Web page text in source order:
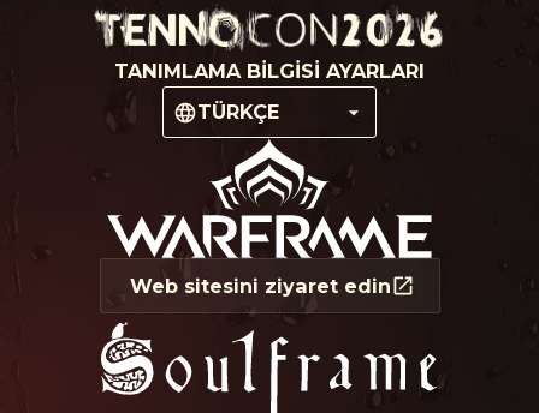
TANIMLAMA BILGISI AYARLARI
TÜRKÇE
Web sitesini ziyaret edin